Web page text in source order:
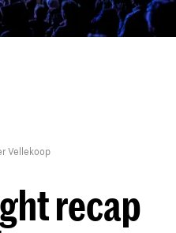
Vellekoop
recap